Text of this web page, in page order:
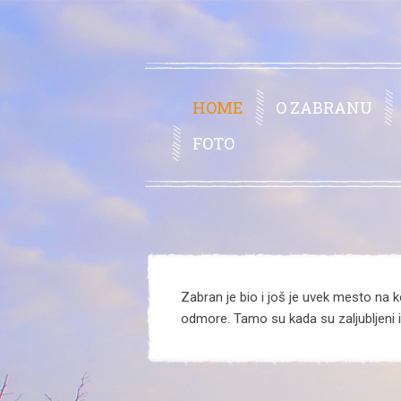
HOME
O ZABRANU
FOTO
Zabran je bio i još je uvek mesto na
odmore. Tamo su kada su zaljubljeni